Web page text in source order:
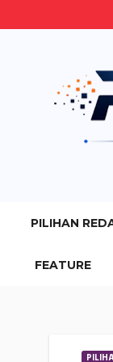
PILIHAN
FEATURE